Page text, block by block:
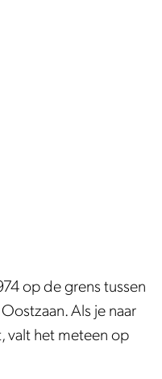
op de grens tussen
Als je naar
valt het meteen op